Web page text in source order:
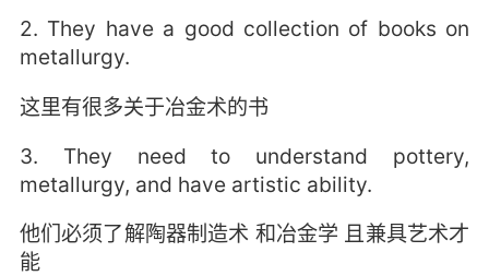
2. They have a good collection of books on
metallurgy.
这里有很多关于冶金术的书
3. They need to understand pottery,
metallurgy, and have artistic ability.
他们必须了解陶器制造术 和冶金学 且兼具艺术才
能